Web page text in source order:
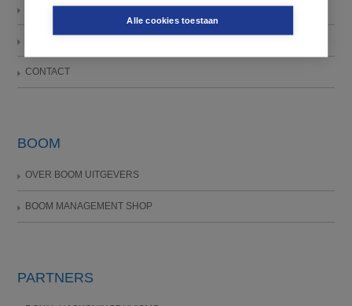
Alle cookies toestaan
BLOGS
CONTACT
BOOM
OVER BOOM UITGEVERS
BOOM MANAGEMENT SHOP
PARTNERS